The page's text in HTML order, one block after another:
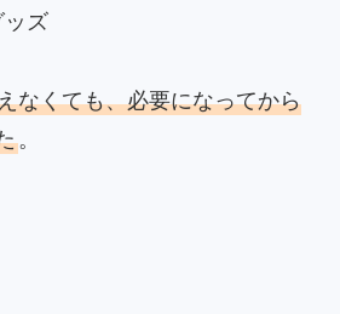
ッズ
なくても、必要になってから
。